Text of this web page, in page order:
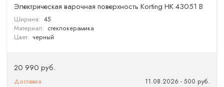
Электрическая варочная поверхность Korting HK 43051 B
Ширина: 45
Материал: стеклокерамика
Цвет: черный
20 990 руб.
Доставка
11.08.2026 - 500 руб.